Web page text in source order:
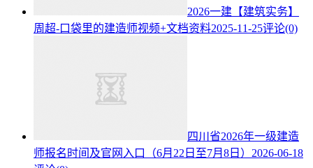
2026一建【建筑实务】
周超-口袋里的建造师视频+文档资料2025-11-25评论(0)
四川省2026年一级建造
师报名时间及官网入口（6月22日至7月8日） 2026-06-18